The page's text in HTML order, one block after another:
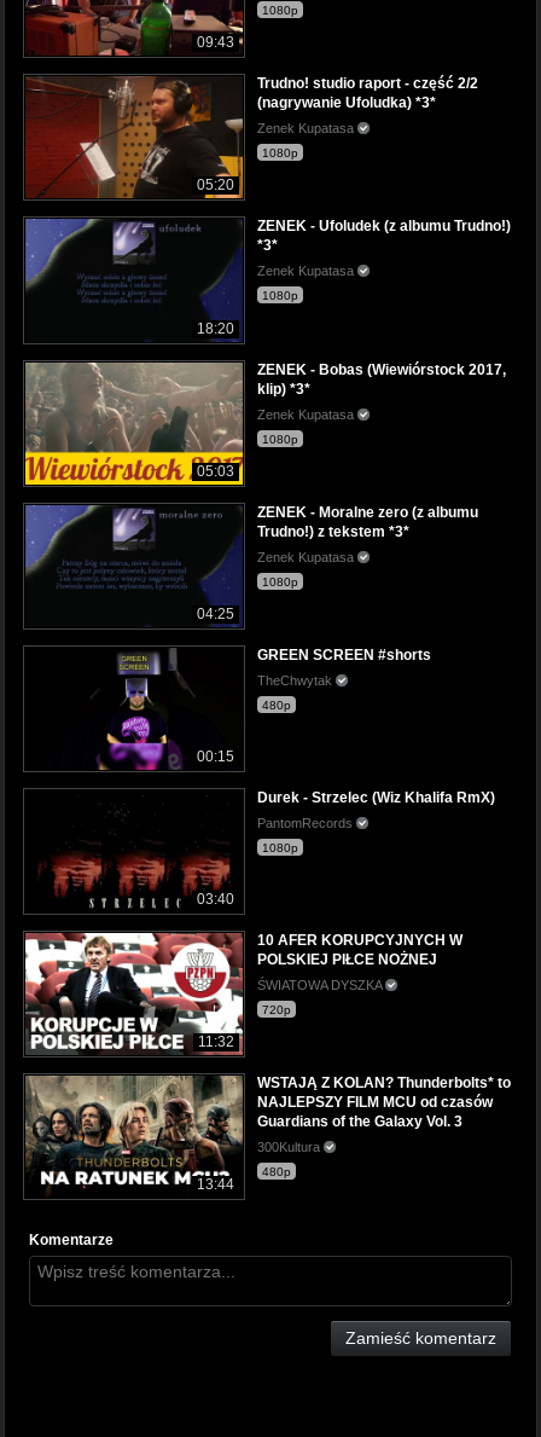
09:43
1080p
05:20
Trudno! studio raport - część 2/2
(nagrywanie Ufoludka) *3*
Zenek Kupatasa
1080p
18:20
ZENEK - Ufoludek (z albumu Trudno!)
*3*
Zenek Kupatasa
1080p
05:03
ZENEK - Bobas (Wiewiórstock 2017,
klip) *3*
Zenek Kupatasa
1080p
04:25
ZENEK - Moralne zero (z albumu
Trudno!) z tekstem *3*
Zenek Kupatasa
1080p
00:15
GREEN SCREEN #shorts
TheChwytak
480p
03:40
Durek - Strzelec (Wiz Khalifa RmX)
PantomRecords
1080p
11:32
10 AFER KORUPCYJNYCH W
POLSKIEJ PIŁCE NOŻNEJ
ŚWIATOWA DYSZKA
720p
13:44
WSTAJĄ Z KOLAN? Thunderbolts* to
NAJLEPSZY FILM MCU od czasów
Guardians of the Galaxy Vol. 3
300Kultura
480p
Komentarze
Zamieść komentarz